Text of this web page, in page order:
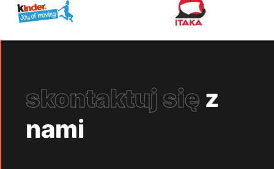
skontaktuj się z
nami